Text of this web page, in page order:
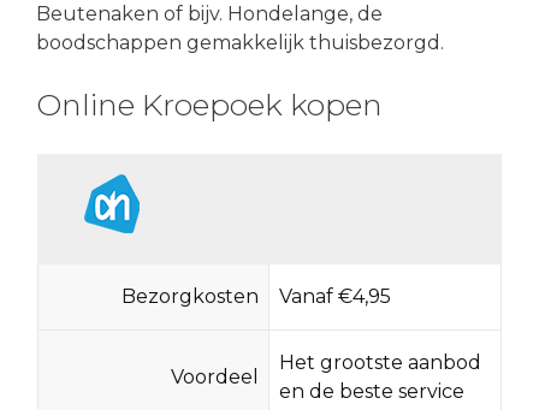
Beutenaken of bijv. Hondelange, de
boodschappen gemakkelijk thuisbezorgd.
Online Kroepoek kopen
Bezorgkosten Vanaf €4,95
Voordeel
Het grootste aanbod
en de beste service